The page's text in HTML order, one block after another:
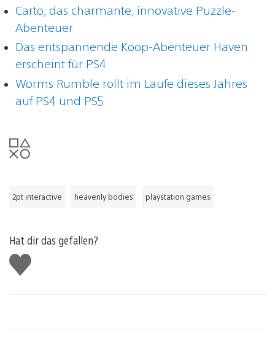
Carto, das charmante, innovative Puzzle-
Abenteuer
Das entspannende Koop-Abenteuer Haven
erscheint für PS4
Worms Rumble rollt im Laufe dieses Jahres
auf PS4 und PS5
2pt interactive heavenly bodies playstation games
Hat dir das gefallen?
Gefällt
mir